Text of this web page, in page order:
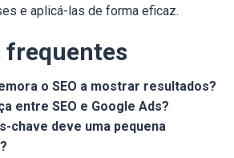
e aplicá-las de forma eficaz.
frequentes
o SEO a mostrar resultados?
entre SEO e Google Ads?
chave deve uma pequena